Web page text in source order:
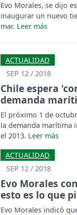
Evo Morales, se dijo
inaugurar un nuevo
mar.
ACTUALIDAD
SEP 12 / 2018
Chile espera
demanda
El próximo 1 de
la demanda marítima
el 2013.
ACTUALIDAD
SEP 12 / 2018
Evo Morales
esto es lo que
Evo Morales indicó